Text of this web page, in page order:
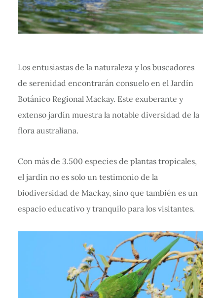
Los entusiastas de la naturaleza y los buscadores
de serenidad encontrarán consuelo en el Jardín
Botánico Regional Mackay. Este exuberante y
extenso jardín muestra la notable diversidad de la
flora australiana.
Con más de 3.500 especies de plantas tropicales,
el jardín no es solo un testimonio de la
biodiversidad de Mackay, sino que también es un
espacio educativo y tranquilo para los visitantes.